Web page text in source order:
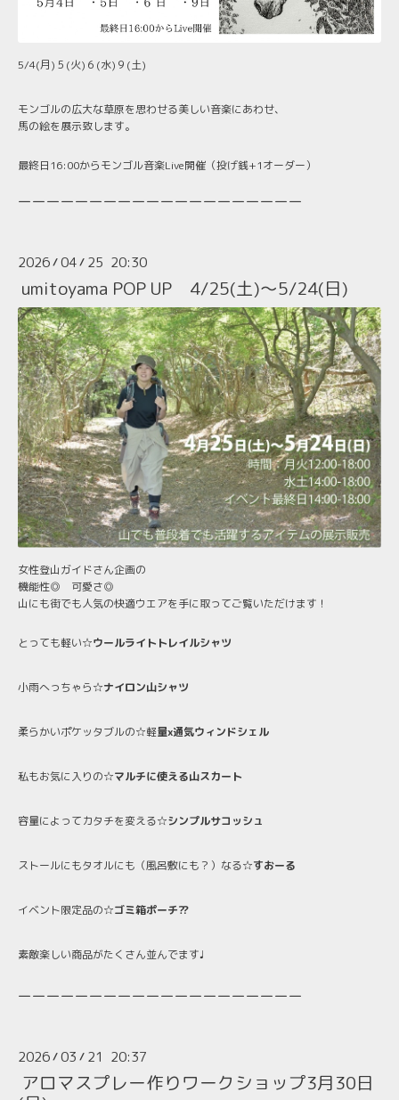
5/4(月)５(火)６(水)９(土)
モンゴルの広大な草原を思わせる美しい音楽にあわせ、
馬の絵を展示致します。
最終日16:00からモンゴル音楽Live開催（投げ銭+1オーダー）
ーーーーーーーーーーーーーーーーーーーー
2026/04/ 25 20:30
umitoyama POP UP 4/25(土)～5/24(日)
女性登山ガイドさん企画の
機能性◎ 可愛さ◎
山にも街でも人気の快適ウエアを手に取ってご覧いただけます！
とっても軽い☆ウールライトトレイルシャツ
小雨へっちゃら☆ナイロン山シャツ
柔らかいポケッタブルの☆軽量x通気ウィンドシェル
私もお気に入りの☆マルチに使える山スカート
容量によってカタチを変える☆シンプルサコッシュ
ストールにもタオルにも（風呂敷にも？）なる☆すおーる
イベント限定品の☆ゴミ箱ポーチ⁇
素敵楽しい商品がたくさん並んでます♩
ーーーーーーーーーーーーーーーーーーーー
2026/03 / 21 20:37
アロマスプレー作りワークショップ3月30日